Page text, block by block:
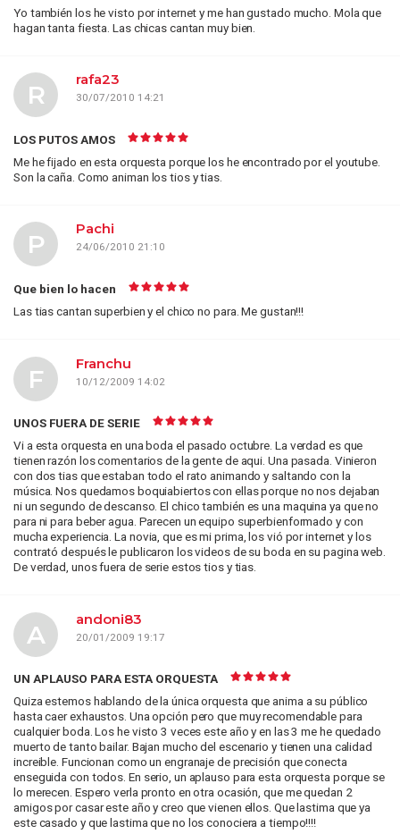
Yo también los he visto por internet y me han gustado mucho. Mola que
hagan tanta fiesta. Las chicas cantan muy bien.
rafa23
30/07/2010 14:21
R
LOS PUTOS AMOS
Me he fijado en esta orquesta porque los he encontrado por el youtube.
Son la caña. Como animan los tios y tias.
Pachi
24/06/2010 21:10
P
Que bien lo hacen
Las tias cantan superbien y el chico no para. Me gustan!!!
Franchu
10/12/2009 14:02
F
UNOS FUERA DE SERIE
Vi a esta orquesta en una boda el pasado octubre. La verdad es que
tienen razón los comentarios de la gente de aqui. Una pasada. Vinieron
con dos tias que estaban todo el rato animando y saltando con la
música. Nos quedamos boquiabiertos con ellas porque no nos dejaban
ni un segundo de descanso. El chico también es una maquina ya que no
para ni para beber agua. Parecen un equipo superbienformado y con
mucha experiencia. La novia, que es mi prima, los vió por internet y los
contrató después le publicaron los videos de su boda en su pagina web.
De verdad, unos fuera de serie estos tios y tias.
andoni83
20/01/2009 19:17
A
UN APLAUSO PARA ESTA ORQUESTA
Quiza estemos hablando de la única orquesta que anima a su público
hasta caer exhaustos. Una opción pero que muy recomendable para
cualquier boda. Los he visto 3 veces este año y en las 3 me he quedado
muerto de tanto bailar. Bajan mucho del escenario y tienen una calidad
increible. Funcionan como un engranaje de precisión que conecta
enseguida con todos. En serio, un aplauso para esta orquesta porque se
lo merecen. Espero verla pronto en otra ocasión, que me quedan 2
amigos por casar este año y creo que vienen ellos. Que lastima que ya
este casado y que lastima que no los conociera a tiempo!!!!